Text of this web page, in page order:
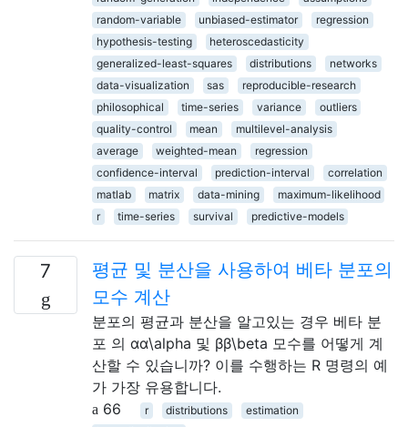
random-variable
unbiased-estimator
regression
hypothesis-testing
heteroscedasticity
generalized-least-squares
distributions
networks
data-visualization
sas
reproducible-research
philosophical
time-series variance
outliers
quality-control
mean
multilevel-analysis
average
weighted-mean
regression
confidence-interval
prediction-interval
correlation
matlab
matrix data-mining
maximum-likelihood
r
time-series survival predictive-models
7
평균 및 분산을 사용하여 베타 분포의
모수 계산
분포의 평균과 분산을 알고있는 경우 베타 분
포 의 αα\alpha 및 ββ\beta 모수를 어떻게 계
산할 수 있습니까? 이를 수행하는 R 명령의 예
가 가장 유용합니다.
66
r distributions
estimation